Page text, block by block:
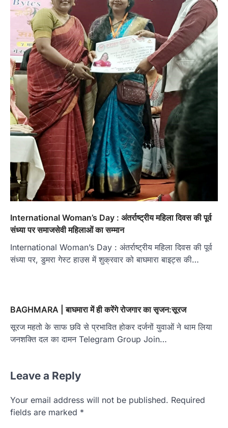
International Woman’s Day : अंतर्राष्ट्रीय महिला दिवस की पूर्व
संध्या पर समाजसेवी महिलाओं का सम्मान
International Woman’s Day : अंतर्राष्ट्रीय महिला दिवस की पूर्व
संध्या पर, डुमरा गेस्ट हाउस में शुक्रवार को बाघमारा बाइट्स की…
BAGHMARA | बाघमारा में ही करेंगे रोजगार का सृजन:सूरज
सूरज महतो के साफ छवि से प्रभावित होकर दर्जनों युवाओं ने थाम लिया
जनशक्ति दल का दामन Telegram Group Join…
Leave a Reply
Your email address will not be published. Required
fields are marked *